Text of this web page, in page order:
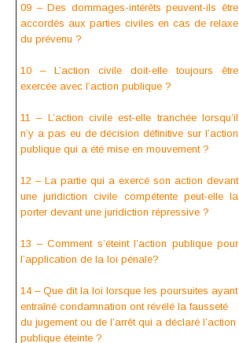
09 – Des dommages-intérêts peuvent-ils être
accordés aux parties civiles en cas de relaxe
du prévenu ?
10 – L’action civile doit-elle toujours être
exercée avec l’action publique ?
11 – L’action civile est-elle tranchée lorsqu’il
n’y a pas eu de décision définitive sur l’action
publique qui a été mise en mouvement ?
12 – La partie qui a exercé son action devant
une juridiction civile compétente peut-elle la
porter devant une juridiction répressive ?
13 – Comment s’éteint l’action publique pour
l’application de la loi pénale?
14 – Que dit la loi lorsque les poursuites ayant
entraîné condamnation ont révélé la fausseté
du jugement ou de l’arrêt qui a déclaré l’action
publique éteinte ?